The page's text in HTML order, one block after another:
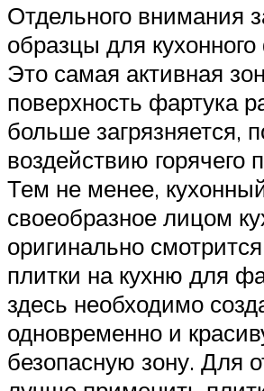
Отдельного внимания
образцы для кухонного
Это самая активная
поверхность фартука
больше загрязняется,
воздействию горячего
Тем не менее,
своеобразное лицом
оригинально
плитки на кухню для
здесь необходимо
одновременно и
безопасную зону. Для